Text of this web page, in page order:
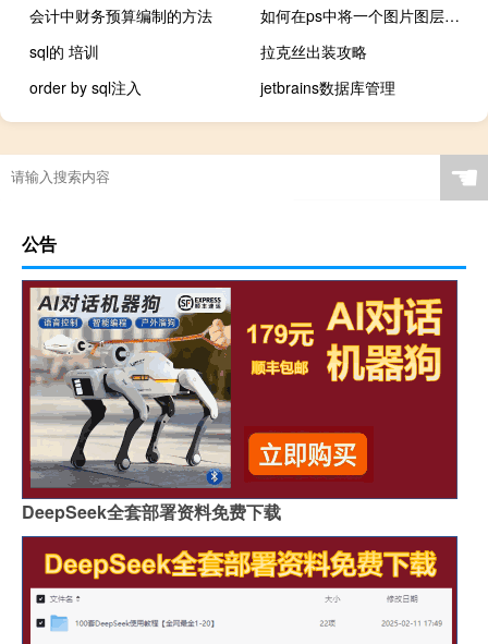
会计中财务预算编制的方法
如何在ps中将一个图片图层复制到另一个图片
sql的 培训
拉克丝出装攻略
order by sql注入
jetbrains数据库管理
☚
公告
DeepSeek全套部署资料免费下载